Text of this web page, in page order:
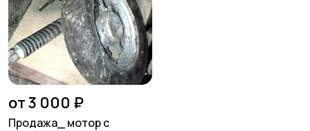
от 3 000 ₽
Продажа_ мотор с